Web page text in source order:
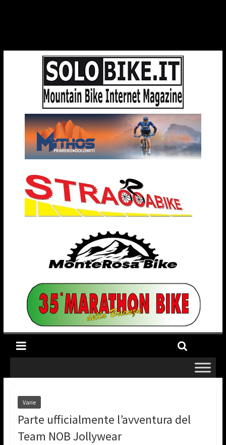
Varie
Parte ufficialmente l’avventura del
Team NOB Jollywear